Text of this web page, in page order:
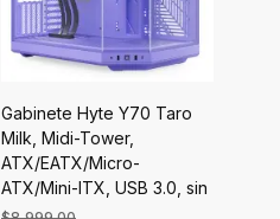
Gabinete Hyte Y70 Taro
Milk, Midi-Tower,
ATX/EATX/Micro-
ATX/Mini-ITX, USB 3.0, sin
Fuente, sin Ventiladores